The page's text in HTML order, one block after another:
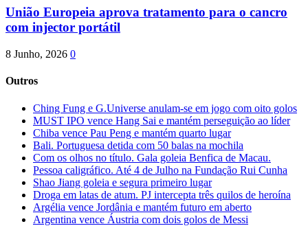
União Europeia aprova tratamento para o cancro
com injector portátil
8 Junho, 2026 0
Outros
Ching Fung e G.Universe anulam-se em jogo com oito golos
MUST IPO vence Hang Sai e mantém perseguição ao líder
Chiba vence Pau Peng e mantém quarto lugar
Bali. Portuguesa detida com 50 balas na mochila
Com os olhos no título. Gala goleia Benfica de Macau.
Pessoa caligráfico. Até 4 de Julho na Fundação Rui Cunha
Shao Jiang goleia e segura primeiro lugar
Droga em latas de atum. PJ intercepta três quilos de heroína
Argélia vence Jordânia e mantém futuro em aberto
Argentina vence Áustria com dois golos de Messi